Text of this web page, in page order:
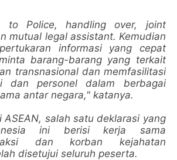
to Police, handling over, joint
mutual legal assistant. Kemudian
informasi yang cepat
barang-barang yang terkait
transnasional dan memfasilitasi
dan personel dalam berbagai
antar negara," katanya.
ASEAN, salah satu deklarasi yang
ini berisi kerja sama
dan korban kejahatan
disetujui seluruh peserta.